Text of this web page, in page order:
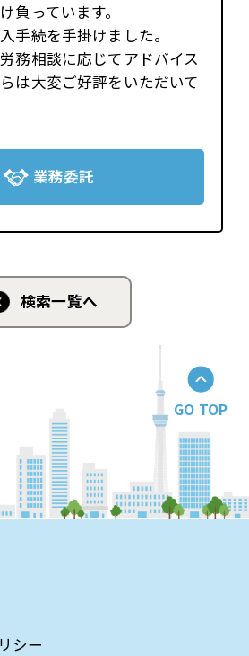
負っています。
手続を手掛けました。
務相談に応じてアドバイス
は大変ご好評をいただいて
業務委託
検索一覧へ
GO TOP
シー